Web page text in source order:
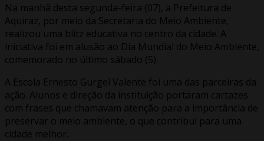
Na manhã desta segunda-feira (07), a Prefeitura de
Aquiraz, por meio da Secretaria do Meio Ambiente,
realizou uma blitz educativa no centro da cidade. A
iniciativa foi em alusão ao Dia Mundial do Meio Ambiente,
comemorado no último sábado (5).
A Escola Ernesto Gurgel Valente foi uma das parceiras da
ação. Alunos e direção da instituição portaram cartazes
com frases que chamavam atenção para a importância de
preservar o meio ambiente, o que contribui para uma
cidade melhor.